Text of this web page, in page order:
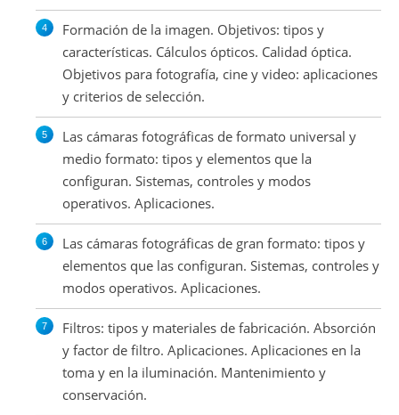
Formación de la imagen. Objetivos: tipos y
características. Cálculos ópticos. Calidad óptica.
Objetivos para fotografía, cine y video: aplicaciones
y criterios de selección.
Las cámaras fotográficas de formato universal y
medio formato: tipos y elementos que la
configuran. Sistemas, controles y modos
operativos. Aplicaciones.
Las cámaras fotográficas de gran formato: tipos y
elementos que las configuran. Sistemas, controles y
modos operativos. Aplicaciones.
Filtros: tipos y materiales de fabricación. Absorción
y factor de filtro. Aplicaciones. Aplicaciones en la
toma y en la iluminación. Mantenimiento y
conservación.